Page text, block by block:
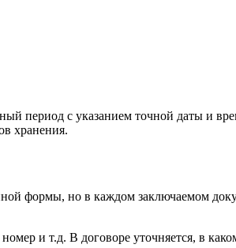
период с указанием точной даты и
хранения.
формы, но в каждом заключаемом
и т.д. В договоре уточняется, в